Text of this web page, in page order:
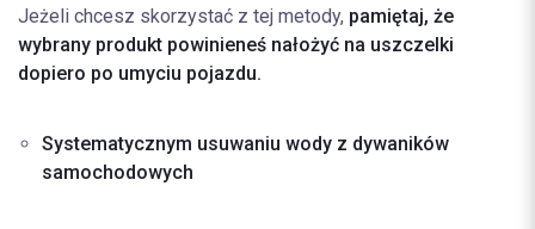
Jeżeli chcesz skorzystać z tej metody, pamiętaj, że
wybrany produkt powinieneś nałożyć na uszczelki
dopiero po umyciu pojazdu.
Systematycznym usuwaniu wody z dywaników
samochodowych